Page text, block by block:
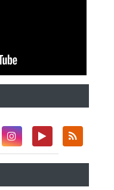
Inst
You